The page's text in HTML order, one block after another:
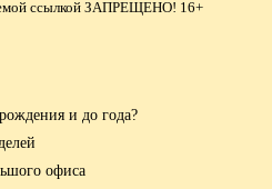
ссылкой ЗАПРЕЩЕНО! 16+
и до года?
офиса